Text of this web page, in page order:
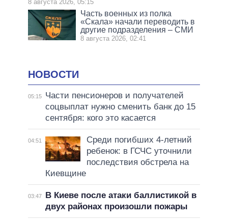
8 августа 2026, 05:15
Часть военных из полка
«Скала» начали переводить в
другие подразделения – СМИ
8 августа 2026, 02:41
НОВОСТИ
05:15
Части пенсионеров и получателей
соцвыплат нужно сменить банк до 15
сентября: кого это касается
04:51
Среди погибших 4-летний
ребенок: в ГСЧС уточнили
последствия обстрела на
Киевщине
03:47
В Киеве после атаки баллистикой в
двух районах произошли пожары